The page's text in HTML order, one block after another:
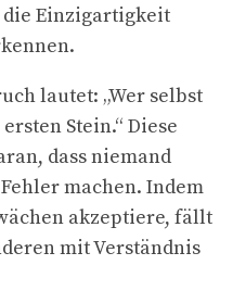
die Einzigartigkeit
lautet: „Wer selbst
Stein.“ Diese
dass niemand
machen. Indem
akzeptiere, fällt
mit Verständnis